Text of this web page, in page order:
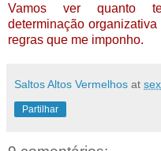
Vamos ver quanto
determinação
regras que me imponho.
Saltos Altos Vermelhos at
Partilhar